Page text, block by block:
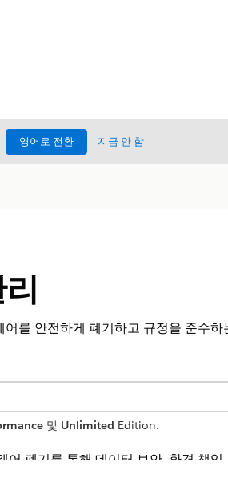
영어로 전환 지금 안 함
를 안전하게 폐기하고 규정을 준수
및 Unlimited Edition.
폐기를 통해 데이터 보안, 환경 책